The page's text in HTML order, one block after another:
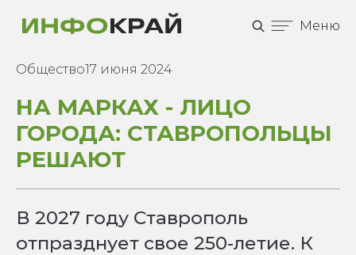
Меню
Общество17 июня 2024
НА МАРКАХ - ЛИЦО
ГОРОДА: СТАВРОПОЛЬЦЫ
РЕШАЮТ
В 2027 году Ставрополь
отпразднует свое 250-летие. К